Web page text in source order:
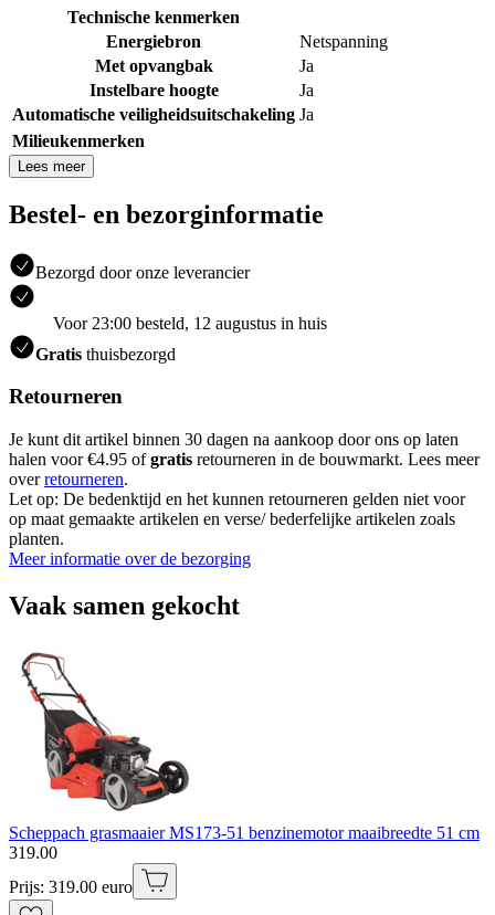
Technische kenmerken
Energiebron
Netspanning
Met opvangbak
Ja
Instelbare hoogte
Ja
Automatische veiligheidsuitschakeling Ja
Milieukenmerken
Lees meer
Bestel- en bezorginformatie
Bezorgd door onze leverancier
Voor 23:00 besteld, 12 augustus in huis
Gratis thuisbezorgd
Retourneren
Je kunt dit artikel binnen 30 dagen na aankoop door ons op laten
halen voor €4.95 ofgratis retourneren in de bouwmarkt. Lees meer
overretourneren.
Let op: De bedenktijd en het kunnen retourneren gelden niet voor
op maat gemaakte artikelen en verse/ bederfelijke artikelen zoals
planten.
Meer informatie over de bezorging
Vaak samen gekocht
Scheppach grasmaaier MS173-51 benzinemotor maaibreedte 51 cm
319.00
Prijs: 319.00 euro